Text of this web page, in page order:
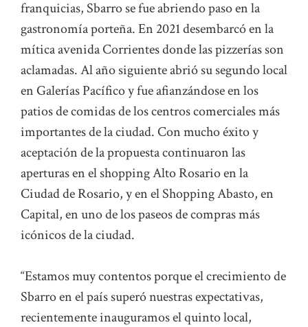
franquicias, Sbarro se fue abriendo paso en la
gastronomía porteña. En 2021 desembarcó en la
mítica avenida Corrientes donde las pizzerías son
aclamadas. Al año siguiente abrió su segundo local
en Galerías Pacífico y fue afianzándose en los
patios de comidas de los centros comerciales más
importantes de la ciudad. Con mucho éxito y
aceptación de la propuesta continuaron las
aperturas en el shopping Alto Rosario en la
Ciudad de Rosario, y en el Shopping Abasto, en
Capital, en uno de los paseos de compras más
icónicos de la ciudad.
“Estamos muy contentos porque el crecimiento de
Sbarro en el país superó nuestras expectativas,
recientemente inauguramos el quinto local,